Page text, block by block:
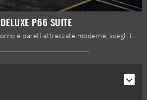
DELUXE P66 SUITE